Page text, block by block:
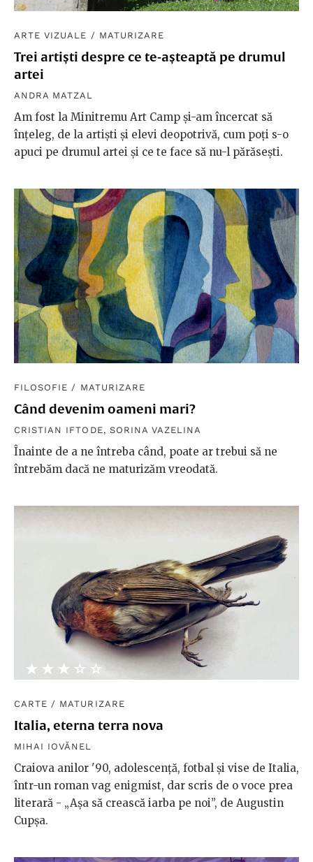
ARTE VIZUALE / MATURIZARE
Trei artiști despre ce te-așteaptă pe drumul
artei
ANDRA MATZAL
Am fost la Minitremu Art Camp și-am încercat să
înțeleg, de la artiști și elevi deopotrivă, cum poți s-o
apuci pe drumul artei și ce te face să nu-l părăsești.
FILOSOFIE / MATURIZARE
Când devenim oameni mari?
CRISTIAN IFTODE, SORINA VAZELINA
Înainte de a ne întreba când, poate ar trebui să ne
întrebăm dacă ne maturizăm vreodată.
★★★★★
☆☆☆☆☆
CARTE / MATURIZARE
Italia, eterna terra nova
MIHAI IOVĂNEL
Craiova anilor '90, adolescență, fotbal și vise de Italia,
într-un roman vag enigmist, dar scris de o voce prea
literară - „Așa să crească iarba pe noi”, de Augustin
Cupșa.